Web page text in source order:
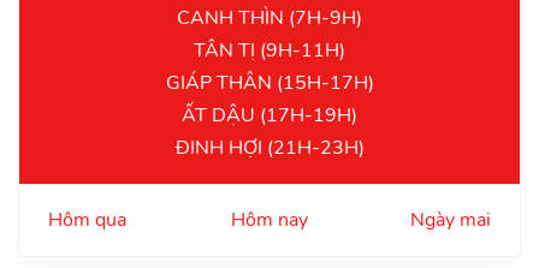
CANH THÌN (7H-9H)
TÂN TỊ (9H-11H)
GIÁP THÂN (15H-17H)
ẤT DẬU (17H-19H)
ĐINH HỢI (21H-23H)
Hôm qua Hôm nay Ngày mai